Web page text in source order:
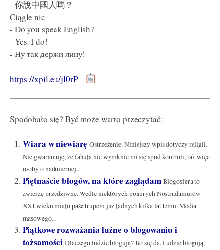
- 你說中國人嗎？
Ciągle nic
- Do you speak English?
- Yes, I do!
- Ну так держи лину!
https://xpil.eu/jl0rP
Spodobało się? Być może warto przeczytać:
Wiara w niewiarę Ostrzeżenie. Niniejszy wpis dotyczy religii.
Nie gwarantuję, że fabuła nie wymknie mi się spod kontroli, tak więc
osoby o nadmiernej...
Piętnaście blogów, na które zaglądam Blogosfera to
zwierzę przedziwne. Wedle niektórych ponurych Nostradamusów
XXI wieku miało paść trupem już ładnych kilka lat temu. Media
masowego...
Piątkowe rozważania luźne o blogowaniu i
tożsamości Dlaczego ludzie blogują? Bo się da. Ludzie blogują,